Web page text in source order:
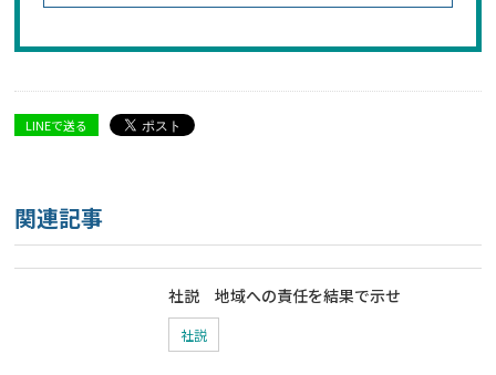
LINEで送る
関連記事
社説 地域への責任を結果で示せ
社説